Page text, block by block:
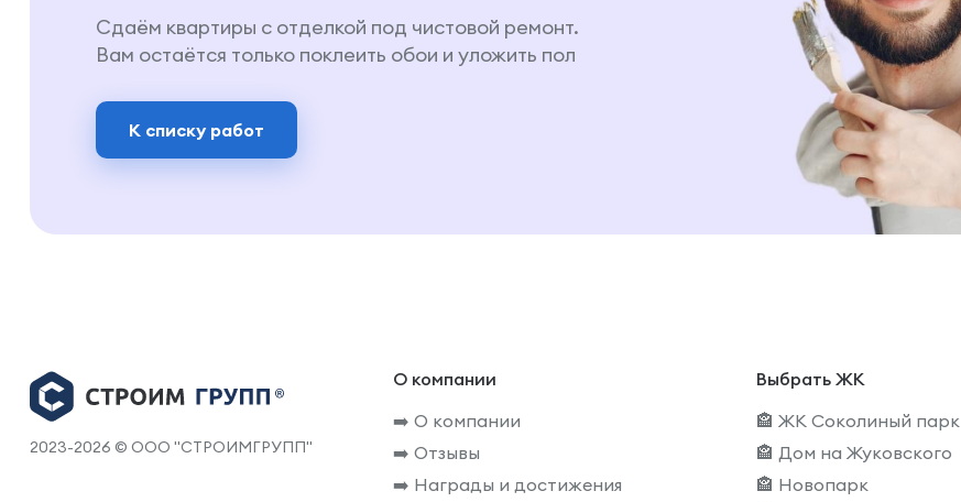
Сдаём квартиры с отделкой под чистовой ремонт.
Вам остаётся только поклеить обои и уложить пол
К списку работ
2023-2026 © ООО "СТРОИМГРУПП"
О компании
➡️ О компании
➡️ Отзывы
➡️ Награды и достижения
Выбрать ЖК
🏤 ЖК Соколиный парк
🏤 Дом на Жуковского
🏤 Новопарк